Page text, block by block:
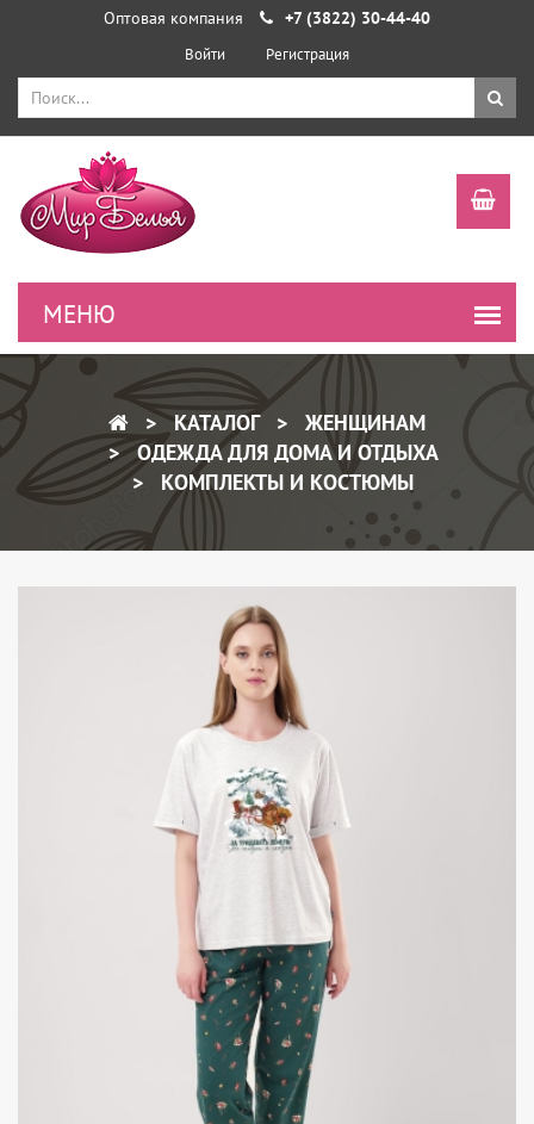
Оптовая компания +7 (3822) 30-44-40
Войти Регистрация
КАТАЛОГ
ЖЕНЩИНАМ
ОДЕЖДА ДЛЯ ДОМА И ОТДЫХА
КОМПЛЕКТЫ И КОСТЮМЫ